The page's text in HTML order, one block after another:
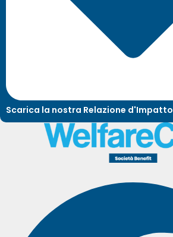
Scarica la nostra Relazione d'Impatto